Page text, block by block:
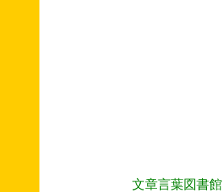
文章言葉図書館